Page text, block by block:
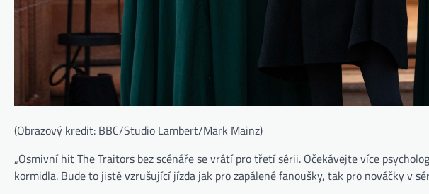
(Obrazový kredit: BBC/Studio Lambert/Mark Mainz)
„Osmivní hit The Traitors bez scénáře se vrátí pro třetí sérii. Očekávejte více
kormidla. Bude to jistě vzrušující jízda jak pro zapálené fanoušky, tak pro nováčky v